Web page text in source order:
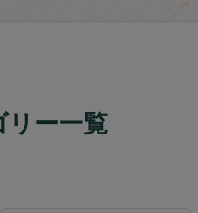
リー一覧